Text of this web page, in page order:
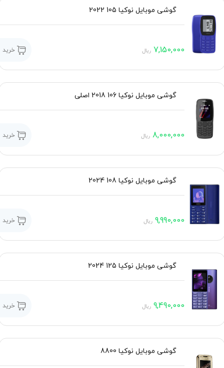
گوشی موبایل نوکیا 105 2022
7,150,000 ریال خرید
گوشی موبایل نوکیا 106 2018 اصلی
8,000,000 ریال خرید
گوشی موبایل نوکیا 108 2024
9,990,000 ریال خرید
گوشی موبایل نوکیا 125 2024
9,490,000 ریال خرید
گوشی موبایل نوکیا 8800